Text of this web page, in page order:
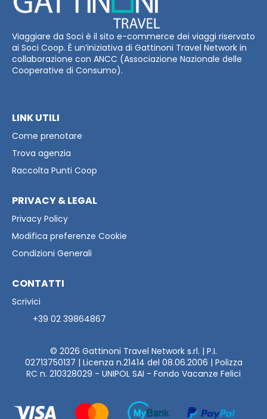
Viaggiare da Soci è il sito e-commerce dei viaggi riservato
ai Soci Coop. È un’iniziativa di Gattinoni Travel Network in
collaborazione con ANCC (Associazione Nazionale delle
Cooperative di Consumo).
LINK UTILI
Come prenotare
Trova agenzia
Raccolta Punti Coop
PRIVACY & LEGAL
Privacy Policy
Modifica preferenze Cookie
Condizioni Generali
CONTATTI
Scrivici
+39 02 39864867
© 2026 Gattinoni Travel Network s.rl. | P.I.
02713750137 | Licenza n.21414 del 08.06.2006 | Polizza
RC n. 210328029 - UNIPOL SAI - Fondo Vacanze Felici